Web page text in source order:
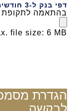
דפי בנק ל-3 חודשים ברצף
בהתאמה לתקופת
file size: 6 MB.
הגדרת